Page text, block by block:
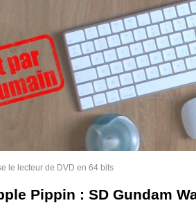
le lecteur de DVD en 64 bits
Pippin : SD Gundam